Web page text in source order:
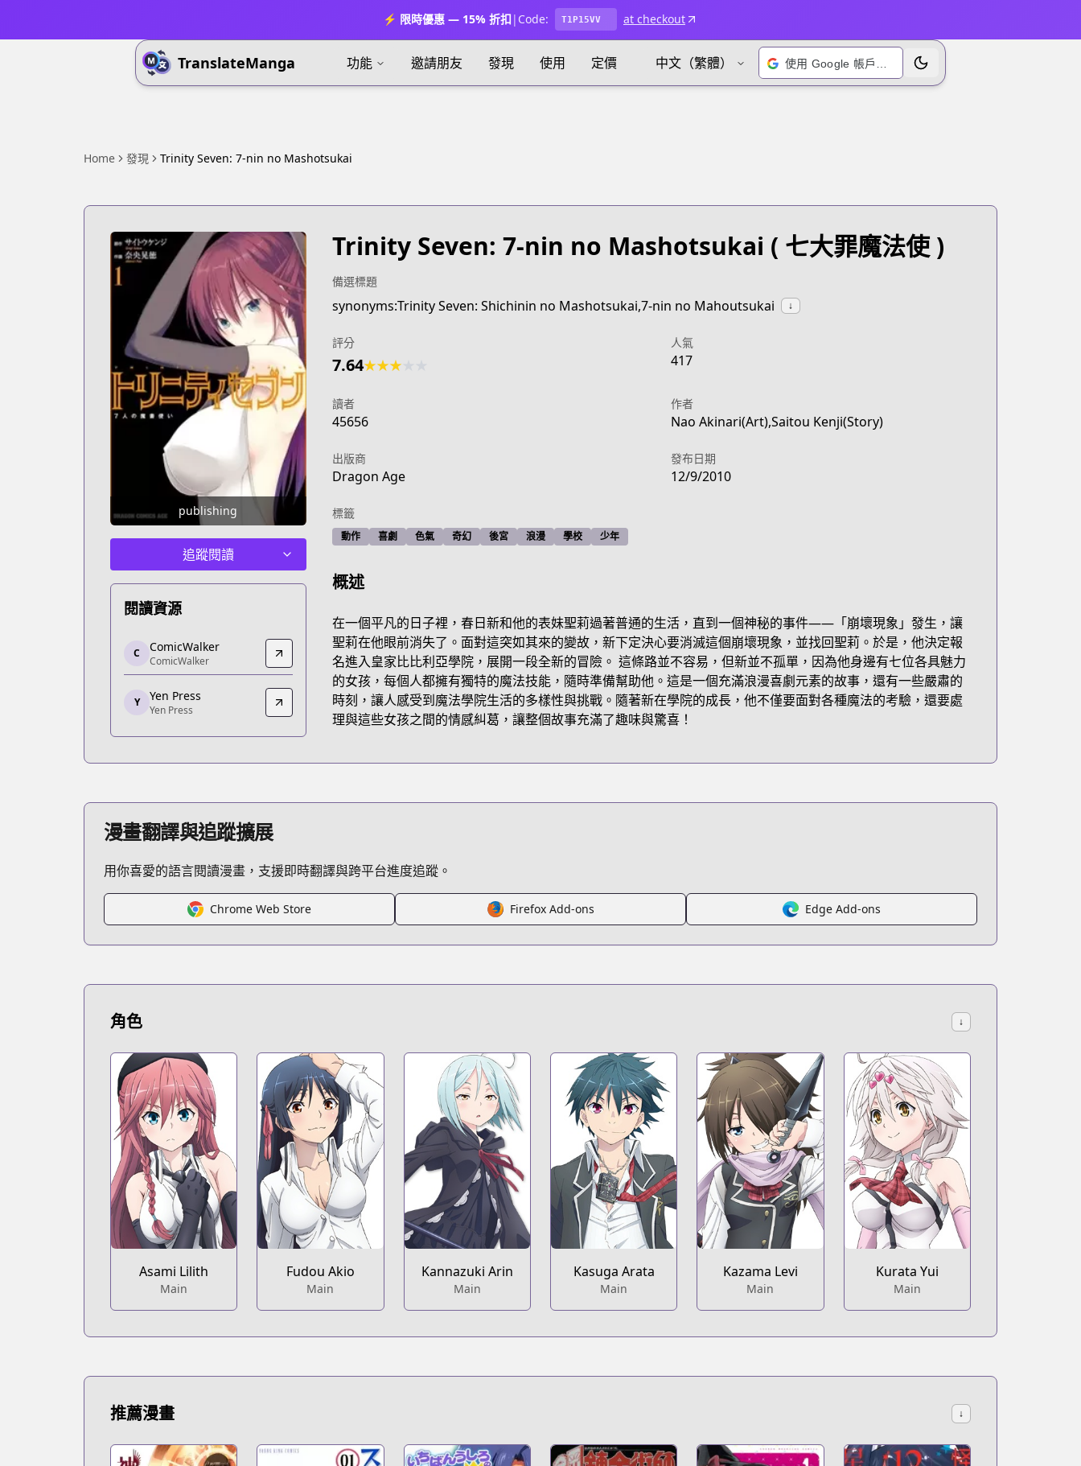
⚡ 限時優惠 — 15% 折扣 | Code: T1P15VV at checkout
TranslateManga 功能 邀請朋友 發現 使用 定價 中文（繁體） 切換主題
Home 發現 Trinity Seven: 7-nin no Mashotsukai
publishing
追蹤閱讀
閱讀資源
ComicWalker
ComicWalker
https://comic-walker.com/detail/KC_003186_S?episodeType=comics
Yen Press
Yen Press
https://yenpress.com/series/trinity-seven
C ComicWalker
ComicWalker
Y Yen Press
Yen Press
Trinity Seven: 7-nin no Mashotsukai ( 七大罪魔法使 )
備選標題
synonyms:Trinity Seven: Shichinin no Mashotsukai,7-nin no Mahoutsukai ↓
評分
7.64★★★
人氣
417
讀者
45656
作者
Nao Akinari(Art),Saitou Kenji(Story)
出版商
Dragon Age
發布日期
12/9/2010
標籤
動作 喜劇 色氣 奇幻 後宮 浪漫 學校 少年
概述
在一個平凡的日子裡，春日新和他的表妹聖莉過著普通的生活，直到一個神秘的事件——「崩壞現象」發生，讓
聖莉在他眼前消失了。面對這突如其來的變故，新下定決心要消滅這個崩壞現象，並找回聖莉。於是，他決定報
名進入皇家比比利亞學院，展開一段全新的冒險。 這條路並不容易，但新並不孤單，因為他身邊有七位各具魅力
的女孩，每個人都擁有獨特的魔法技能，隨時準備幫助他。這是一個充滿浪漫喜劇元素的故事，還有一些嚴肅的
時刻，讓人感受到魔法學院生活的多樣性與挑戰。隨著新在學院的成長，他不僅要面對各種魔法的考驗，還要處
理與這些女孩之間的情感糾葛，讓整個故事充滿了趣味與驚喜！
漫畫翻譯與追蹤擴展
用你喜愛的語言閱讀漫畫，支援即時翻譯與跨平台進度追蹤。
Chrome Web Store Firefox Add-ons Edge Add-ons
角色 ↓
Asami Lilith
Main
Fudou Akio
Main
Kannazuki Arin
Main
Kasuga Arata
Main
Kazama Levi
Main
Kurata Yui
Main
推薦漫畫 ↓